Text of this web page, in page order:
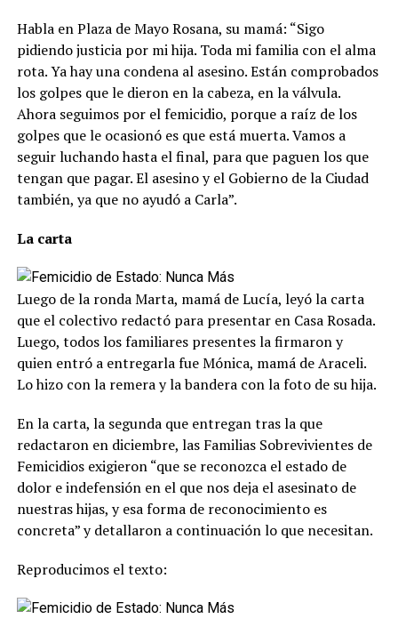
Habla en Plaza de Mayo Rosana, su mamá: “Sigo
pidiendo justicia por mi hija. Toda mi familia con el alma
rota. Ya hay una condena al asesino. Están comprobados
los golpes que le dieron en la cabeza, en la válvula.
Ahora seguimos por el femicidio, porque a raíz de los
golpes que le ocasionó es que está muerta. Vamos a
seguir luchando hasta el final, para que paguen los que
tengan que pagar. El asesino y el Gobierno de la Ciudad
también, ya que no ayudó a Carla”.
La carta
Luego de la ronda Marta, mamá de Lucía, leyó la carta
que el colectivo redactó para presentar en Casa Rosada.
Luego, todos los familiares presentes la firmaron y
quien entró a entregarla fue Mónica, mamá de Araceli.
Lo hizo con la remera y la bandera con la foto de su hija.
En la carta, la segunda que entregan tras la que
redactaron en diciembre, las Familias Sobrevivientes de
Femicidios exigieron “que se reconozca el estado de
dolor e indefensión en el que nos deja el asesinato de
nuestras hijas, y esa forma de reconocimiento es
concreta” y detallaron a continuación lo que necesitan.
Reproducimos el texto: